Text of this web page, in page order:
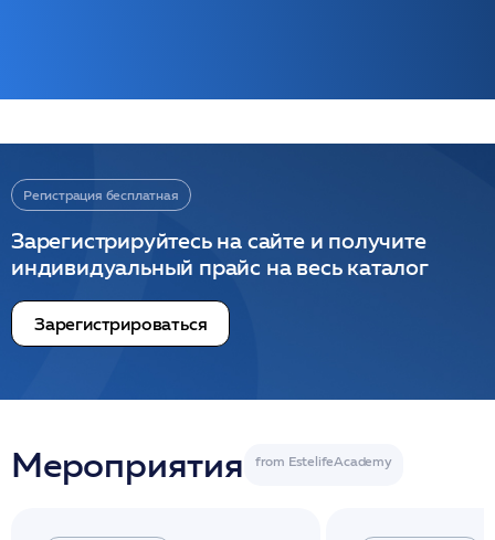
Регистрация бесплатная
Зарегистрируйтесь на сайте и получите
индивидуальный прайс на весь каталог
Зарегистрироваться
Мероприятия